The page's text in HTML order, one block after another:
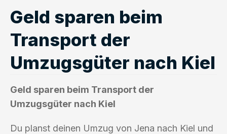
Geld sparen beim
Transport der
Umzugsgüter nach Kiel
Geld sparen beim Transport der
Umzugsgüter nach Kiel
Du planst deinen Umzug von Jena nach Kiel und